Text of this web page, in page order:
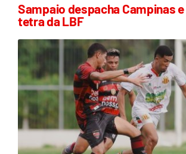
Sampaio despacha Campinas
tetra da LBF